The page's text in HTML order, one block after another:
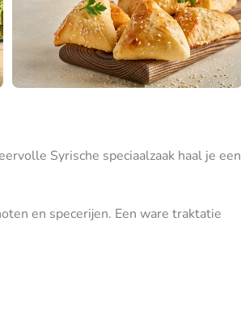
Syrische speciaalzaak haal je een
en specerijen. Een ware traktatie